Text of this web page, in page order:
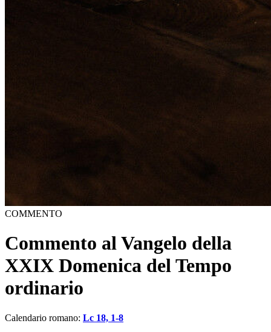
COMMENTO
Commento al Vangelo della
XXIX Domenica del Tempo
ordinario
Calendario romano: Lc 18, 1-8